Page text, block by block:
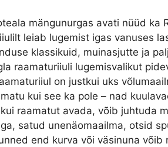
mängunurgas avati nüüd ka
leiab lugemist igas vanuses
klassikuid, muinasjutte ja
raamaturiiuli lugemisvalikut
on justkui uks
kui see ka pole – nad
raamatut avada, võib juhtuda
satud unenäomaailma, otsid
end kurva või väsinuna